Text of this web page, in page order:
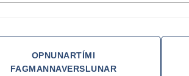
OPNUNARTÍMI
FAGMANNAVERSLUNAR